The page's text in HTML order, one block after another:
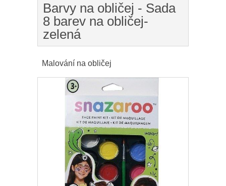
Barvy na obličej - Sada
8 barev na obličej-
zelená
Malování na obličej